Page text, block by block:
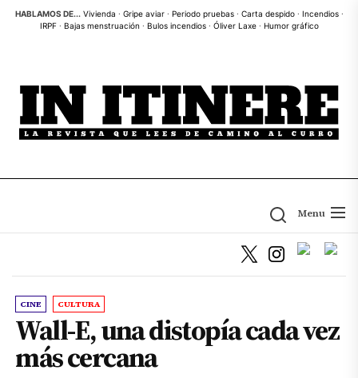
SkipHABLAMOS DE... Vivienda · Gripe aviar· Periodo pruebas· Carta despido· Incendios·
IRPF· Bajas menstruación · Bulos incendios· Óliver Laxe· Humor gráfico
Menu
CINE CULTURA
Wall-E, una distopía cada vez
más cercana